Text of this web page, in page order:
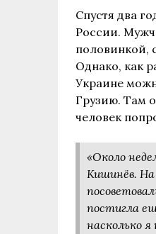
Спустя два
России.
половинкой,
Однако, как
Украине
Грузию. Там
человек
«Около
Кишинёв. На
постигла
насколько